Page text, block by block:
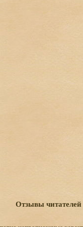
Отзывы читателей